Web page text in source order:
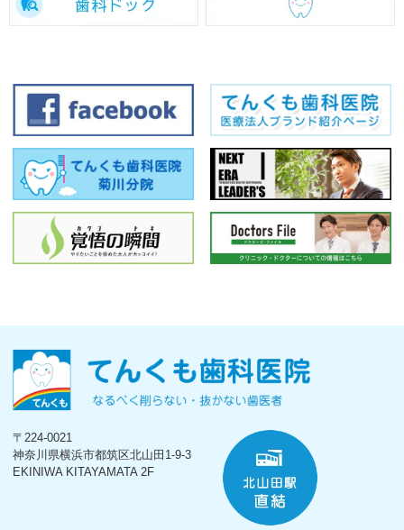
〒224-0021
神奈川県横浜市都筑区北山田1-9-3
EKINIWA KITAYAMATA 2F